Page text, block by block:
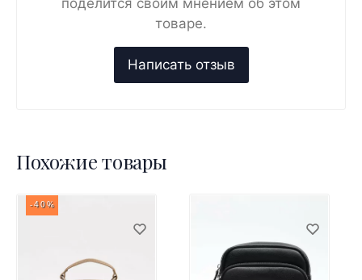
товаре.
Похожие товары
-40%